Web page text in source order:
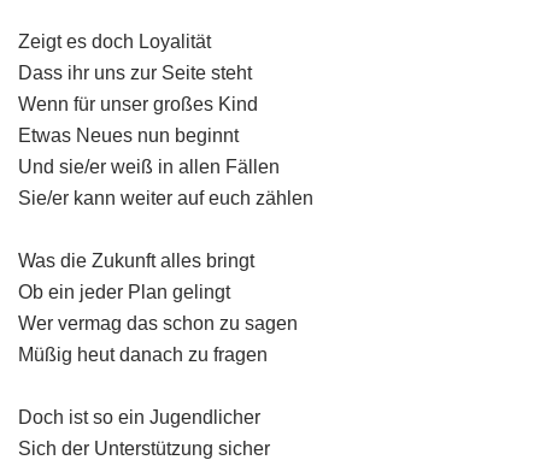
Zeigt es doch Loyalität
Dass ihr uns zur Seite steht
Wenn für unser großes Kind
Etwas Neues nun beginnt
Und sie/er weiß in allen Fällen
Sie/er kann weiter auf euch zählen
Was die Zukunft alles bringt
Ob ein jeder Plan gelingt
Wer vermag das schon zu sagen
Müßig heut danach zu fragen
Doch ist so ein Jugendlicher
Sich der Unterstützung sicher